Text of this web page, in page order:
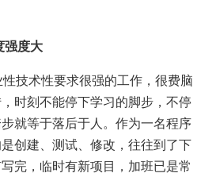
强度大
技术性要求很强的工作，很费脑
时刻不能停下学习的脚步，不停
就等于落后于人。作为一名程序
创建、测试、修改，往往到了下
完，临时有新项目，加班已是常